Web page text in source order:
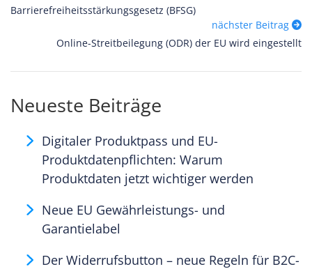
Barrierefreiheitsstärkungsgesetz (BFSG)
nächster Beitrag
Online-Streitbeilegung (ODR) der EU wird eingestellt
Neueste Beiträge
Digitaler Produktpass und EU-
Produktdatenpflichten: Warum
Produktdaten jetzt wichtiger werden
Neue EU Gewährleistungs- und
Garantielabel
Der Widerrufsbutton – neue Regeln für B2C-